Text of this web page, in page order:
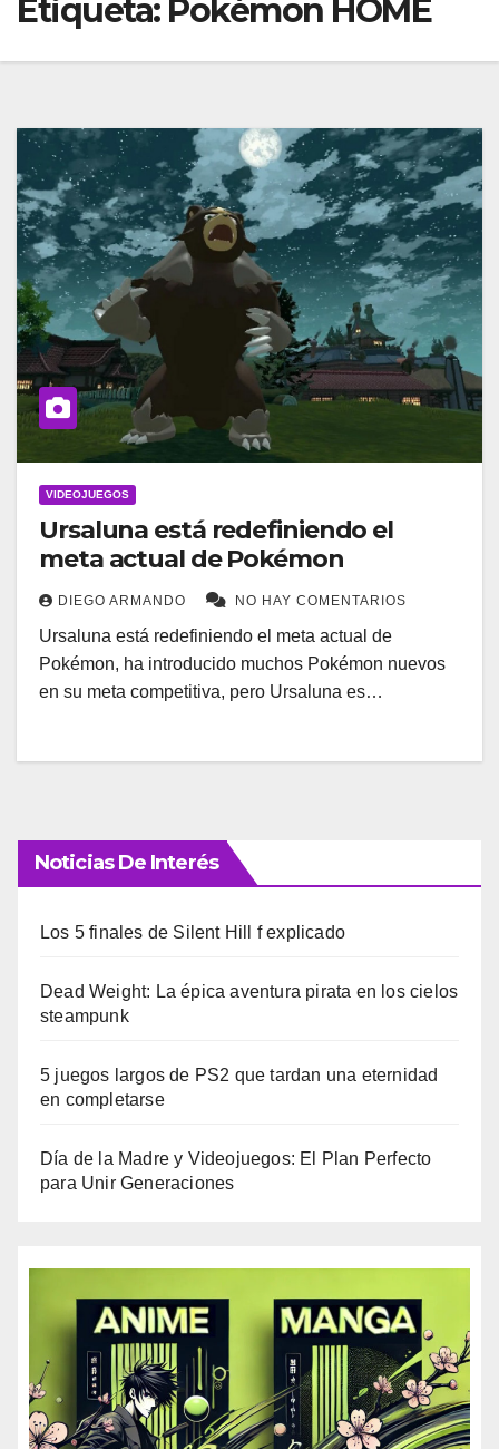
Etiqueta: Pokémon HOME
VIDEOJUEGOS
Ursaluna está redefiniendo el
meta actual de Pokémon
DIEGO ARMANDO NO HAY COMENTARIOS
Ursaluna está redefiniendo el meta actual de
Pokémon, ha introducido muchos Pokémon nuevos
en su meta competitiva, pero Ursaluna es…
Noticias De Interés
Los 5 finales de Silent Hill f explicado
Dead Weight: La épica aventura pirata en los cielos
steampunk
5 juegos largos de PS2 que tardan una eternidad
en completarse
Día de la Madre y Videojuegos: El Plan Perfecto
para Unir Generaciones